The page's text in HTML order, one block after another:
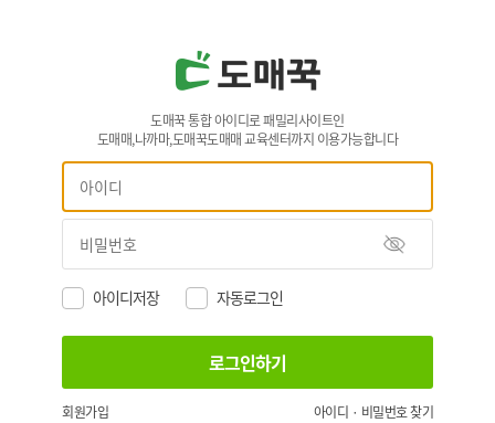
도매꾹 통합 아이디로 패밀리사이트인
도매매,나까마,도매꾹도매매 교육센터까지 이용가능합니다
아이디저장 자동로그인
회원가입 아이디 · 비밀번호 찾기